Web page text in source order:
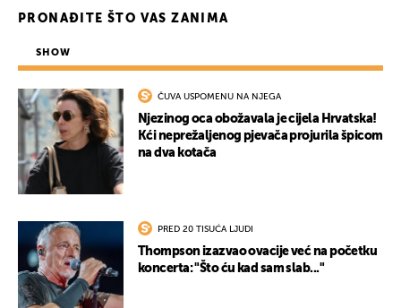
PRONAĐITE ŠTO VAS ZANIMA
SHOW
ČUVA USPOMENU NA NJEGA
Njezinog oca obožavala je cijela Hrvatska!
Kći neprežaljenog pjevača projurila špicom
na dva kotača
PRED 20 TISUĆA LJUDI
Thompson izazvao ovacije već na početku
koncerta: "Što ću kad sam slab..."